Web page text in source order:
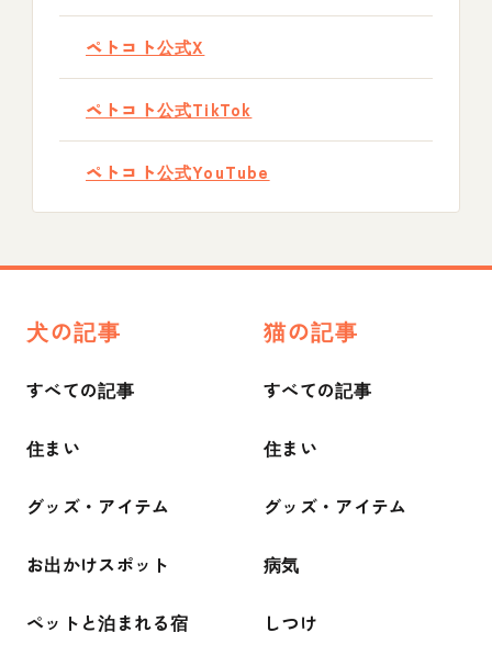
ペトコト公式X
ペトコト公式TikTok
ペトコト公式YouTube
犬の記事
すべての記事
住まい
グッズ・アイテム
お出かけスポット
ペットと泊まれる宿
猫の記事
すべての記事
住まい
グッズ・アイテム
病気
しつけ